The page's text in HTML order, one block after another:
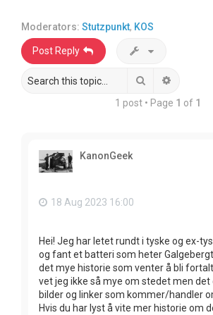
Moderators: Stutzpunkt, KOS
Post Reply
Search
1 post • Page 1 of 1
KanonGeek
18 Aug 2023 16:00
Hei! Jeg har letet rundt i tyske og ex-
og fant et batteri som heter
det mye historie som venter å bli
vet jeg ikke så mye om stedet men det
bilder og linker som kommer/handler
Hvis du har lyst å vite mer historie om